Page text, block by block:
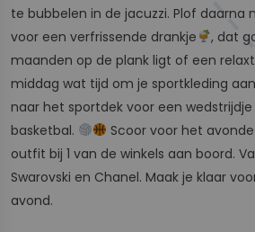
te bubbelen in de jacuzzi. Plof daarna
voor een verfrissende drankje
, dat
maanden op de plank ligt of een
middag wat tijd om je sportkleding
naar het sportdek voor een
basketbal.
Scoor voor het
outfit bij 1 van de winkels aan boord.
Swarovski en Chanel. Maak je klaar
avond.